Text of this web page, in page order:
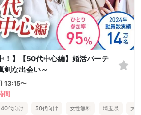
！】【50代中心編】婚活パーテ
な出会い～
13:15〜
間
40代向け 50代向け 女性無料 埼玉県 大宮